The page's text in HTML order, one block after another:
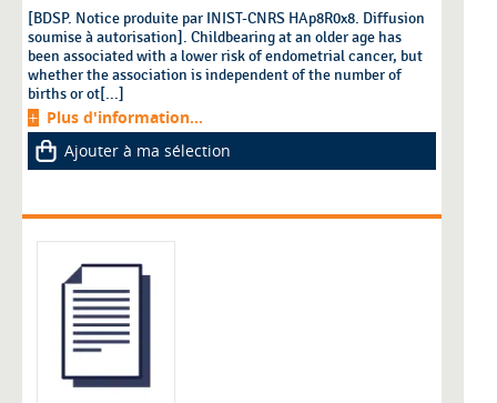
[BDSP. Notice produite par INIST-CNRS HAp8R0x8. Diffusion
soumise à autorisation]. Childbearing at an older age has
been associated with a lower risk of endometrial cancer, but
whether the association is independent of the number of
births or ot[...]
Plus d'information...
Ajouter à ma sélection